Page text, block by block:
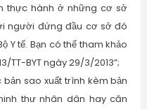
thực hành ở những cơ sở
người đứng đầu cơ sở đó
Y tế. Bạn có thể tham khảo
TT-BYT ngày 29/3/2013”;
sao xuất trình kèm bản
thư nhân dân hay căn